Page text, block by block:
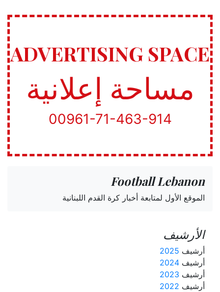
ADVERTISING SPACE
مساحة إعلانية
00961-71-463-914
Football Lebanon
الموقع الأول لمتابعة أخبار كرة القدم اللبنانية
الأرشيف
أرشيف 2025
أرشيف 2024
أرشيف 2023
أرشيف 2022